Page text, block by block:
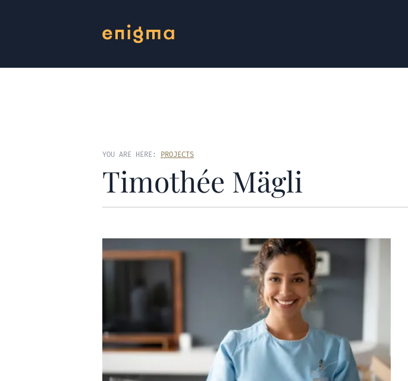
YOU ARE HERE: PROJECTS
Timothée Mägli